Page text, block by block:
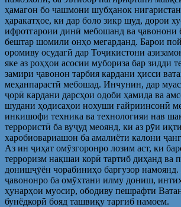
ҳамагон бо чашмони шубҳанок
ҳаракатҳое, ки дар боло зикр шуд, дорои
ифротгароии динӣ мебошанд ва ҷавонони
бештар шомили онҳо мегарданд. Барои
оромиву осудагӣ дар Тоҷикистони
яке аз роҳҳои асосии мубориза бар зидди
замири ҷавонон тарбия кардани ҳисси
меҳанпарастӣ мебошад. Инчунин, дар
ҷорӣ кардани дарсҳои одоби ҳамида ва
шудани ҳодисаҳои нохуши ғайриинсонӣ
инкишофи техника ва технологияи нав
террористӣ ба вуҷуд меоянд, ки аз рӯи
харобиовариашон ба амалиёти калони
Аз ин ҷиҳат омӯзгоронро лозим аст, ки
терроризм нақшаи корӣ тартиб диҳанд ва
донишҷӯён чорабиниҳо баргузор
ҷавононро ба омӯхтани илму дониш,
ҳунарҳои муосир, ободиву пешрафти
бунёдкорӣ бояд ташвиқу тарғиб намоем.